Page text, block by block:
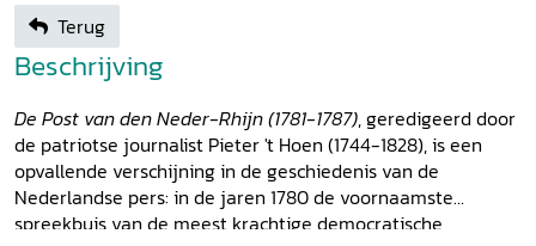
Terug
Beschrijving
De Post van den Neder-Rhijn (1781-1787), geredigeerd door
de patriotse journalist Pieter 't Hoen (1744-1828), is een
opvallende verschijning in de geschiedenis van de
Nederlandse pers: in de jaren 1780 de voornaamste
spreekbuis van de meest krachtige democratische